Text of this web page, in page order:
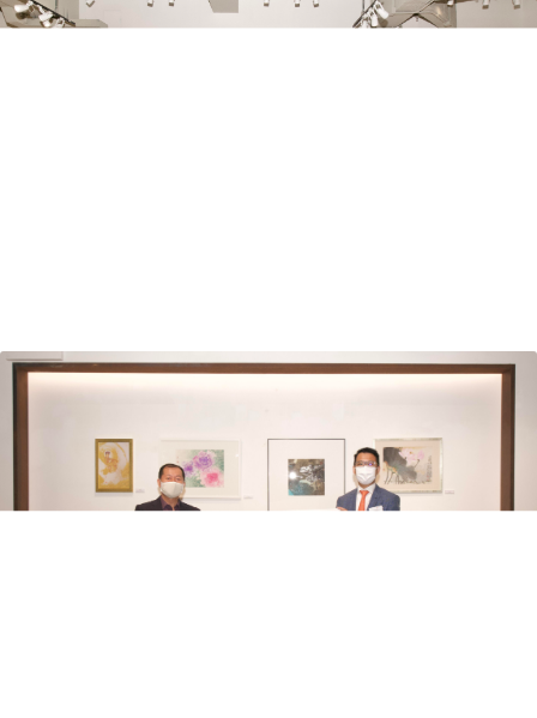
香港復康會主席張偉良先生（右五）、總裁
香港復康會主席張偉良先生接受今次活動贊